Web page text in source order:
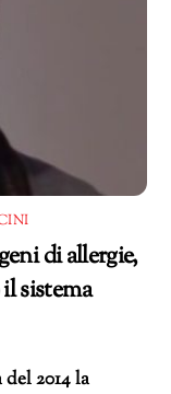
di allergie,
sistema
2014 la